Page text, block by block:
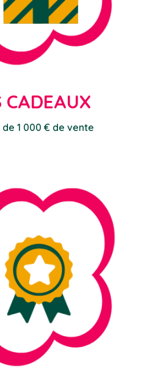
CADEAUX
1 000 € de vente